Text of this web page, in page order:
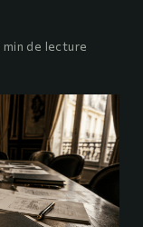
min de lecture